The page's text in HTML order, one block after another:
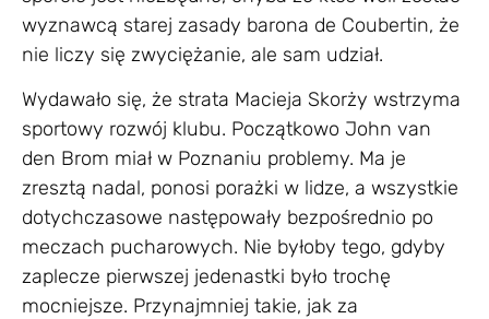
wyznawcą starej zasady barona de Coubertin, że
nie liczy się zwyciężanie, ale sam udział.
Wydawało się, że strata Macieja Skorży wstrzyma
sportowy rozwój klubu. Początkowo John van
den Brom miał w Poznaniu problemy. Ma je
zresztą nadal, ponosi porażki w lidze, a wszystkie
dotychczasowe następowały bezpośrednio po
meczach pucharowych. Nie byłoby tego, gdyby
zaplecze pierwszej jedenastki było trochę
mocniejsze. Przynajmniej takie, jak za